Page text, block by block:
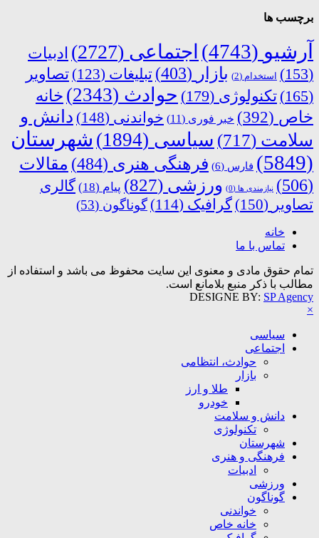
برچسب ها
آرشیو (4743) اجتماعی (2727)
ادبیات
(153)
استخدام (2) بازار (403) تبلیغات (123)
تصاویر
(165)
تکنولوژی (179) حوادث (2343)
خانه
خاص (392) خبر فوری (11) خواندنی (148)
دانش و
سلامت (717) سیاسی (1894)
شهرستان
(5849)
فارس (6) فرهنگی هنری (484)
مقالات
(506)
نیازمندی ها (0) ورزشی (827) پیام (18)
گالری
تصاویر (150) گرافیک (114) گوناگون (53)
خانه
تماس با ما
تمام حقوق مادی و معنوی این سایت محفوظ می باشد و استفاده از
مطالب با ذکر منبع بلامانع است.
DESIGNE BY: SP Agency
×
سیاسی
اجتماعی
حوادث، انتظامی
بازار
طلا و ارز
خودرو
دانش و سلامت
تکنولوژی
شهرستان
فرهنگی و هنری
ادبیات
ورزشی
گوناگون
خواندنی
خانه خاص